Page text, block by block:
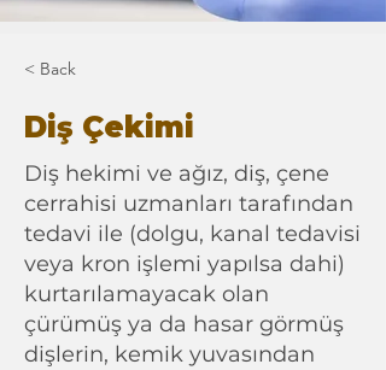
< Back
Diş Çekimi
Diş hekimi ve ağız, diş, çene
cerrahisi uzmanları tarafından
tedavi ile (dolgu, kanal tedavisi
veya kron işlemi yapılsa dahi)
kurtarılamayacak olan
çürümüş ya da hasar görmüş
dişlerin, kemik yuvasından